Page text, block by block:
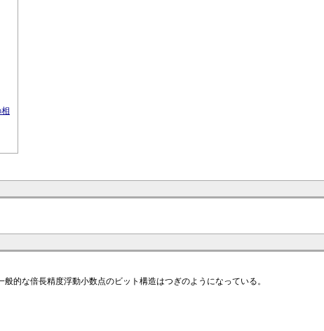
的な倍長精度浮動小数点のビット構造はつぎのようになっている。